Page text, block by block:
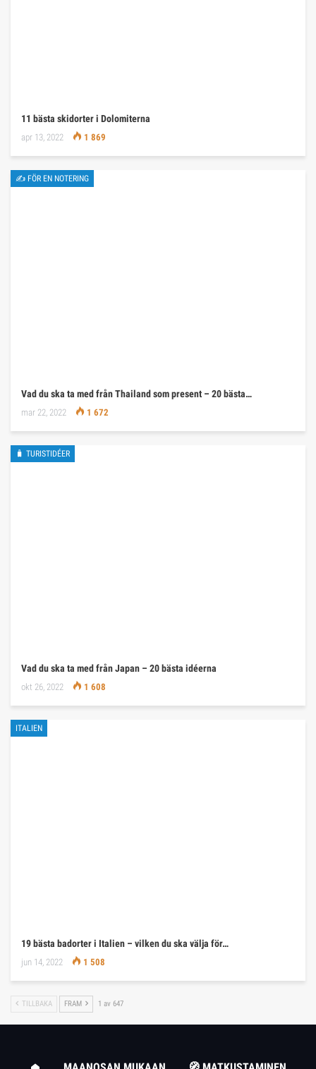
11 bästa skidorter i Dolomiterna
apr 13, 2022 1 869
✍ FÖR EN NOTERING
Vad du ska ta med från Thailand som present – 20 bästa…
mar 22, 2022 1 672
🧳 TURISTIDÉER
Vad du ska ta med från Japan – 20 bästa idéerna
okt 26, 2022 1 608
ITALIEN
19 bästa badorter i Italien – vilken du ska välja för…
jun 14, 2022 1 508
TILLBAKA FRAM 1 av 647